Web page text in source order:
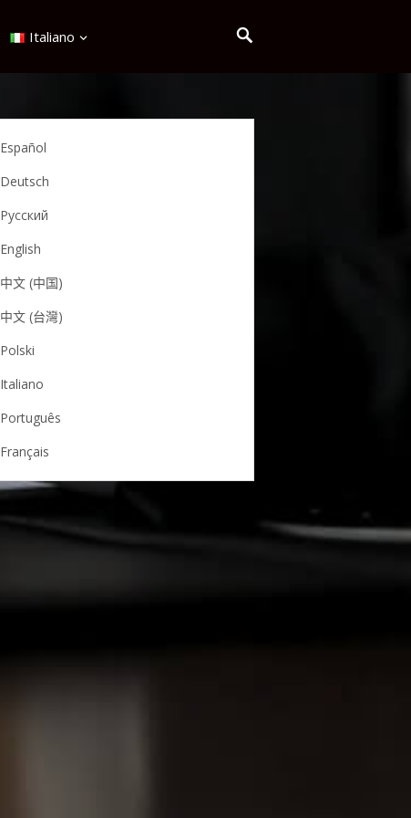
Italiano
Español
Deutsch
Русский
English
中文 (中国)
中文 (台灣)
Polski
Italiano
Português
Français